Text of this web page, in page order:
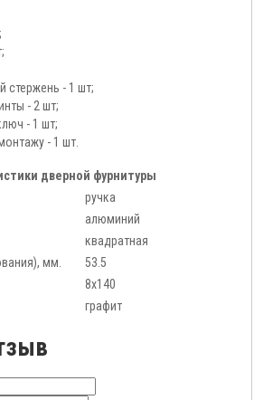
стержень - 1 шт;
- 2 шт;
- 1 шт;
- 1 шт.
дверной фурнитуры
ручка
алюминий
квадратная
мм.
53.5
8x140
графит